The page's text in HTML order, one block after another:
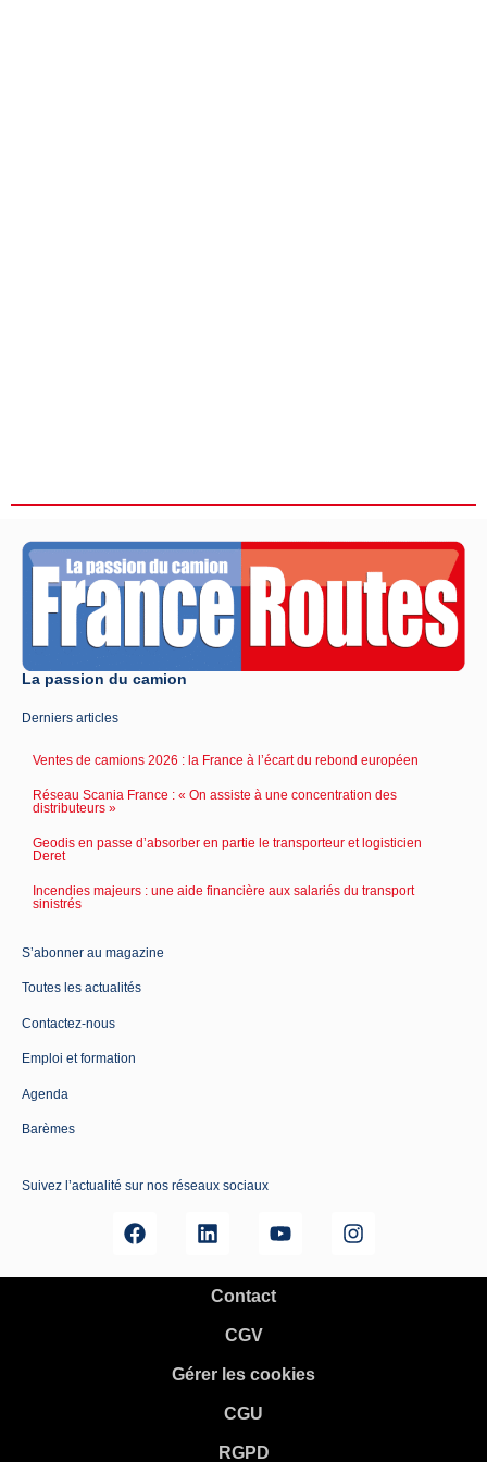
La passion du camion
Derniers articles
Ventes de camions 2026 : la France à l’écart du rebond européen
Réseau Scania France : « On assiste à une concentration des
distributeurs »
Geodis en passe d’absorber en partie le transporteur et logisticien
Deret
Incendies majeurs : une aide financière aux salariés du transport
sinistrés
S’abonner au magazine
Toutes les actualités
Contactez-nous
Emploi et formation
Agenda
Barèmes
Suivez l’actualité sur nos réseaux sociaux
Contact
CGV
Gérer les cookies
CGU
RGPD